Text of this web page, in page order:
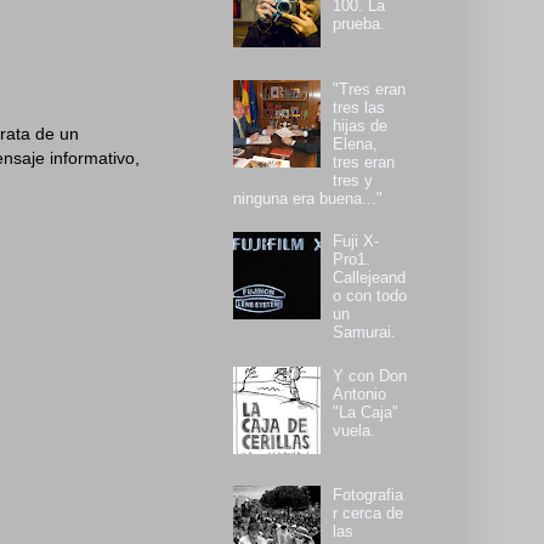
de un
informativo,
100. La
prueba.
"Tres eran
tres las
hijas de
Elena,
tres eran
tres y
ninguna era buena..."
Fuji X-
Pro1.
Callejeand
o con todo
un
Samurai.
Y con Don
Antonio
"La Caja"
vuela.
Fotografia
r cerca de
las